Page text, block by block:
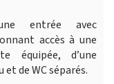
entrée avec
accès à une
équipée, d’une
de WC séparés.